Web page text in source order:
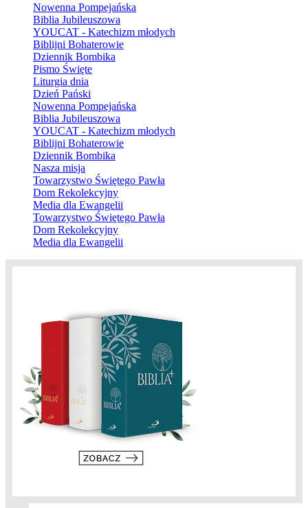
Nowenna Pompejańska
Biblia Jubileuszowa
YOUCAT - Katechizm młodych
Biblijni Bohaterowie
Dziennik Bombika
Pismo Święte
Liturgia dnia
Dzień Pański
Nowenna Pompejańska
Biblia Jubileuszowa
YOUCAT - Katechizm młodych
Biblijni Bohaterowie
Dziennik Bombika
Nasza misja
Towarzystwo Świętego Pawła
Dom Rekolekcyjny
Media dla Ewangelii
Towarzystwo Świętego Pawła
Dom Rekolekcyjny
Media dla Ewangelii